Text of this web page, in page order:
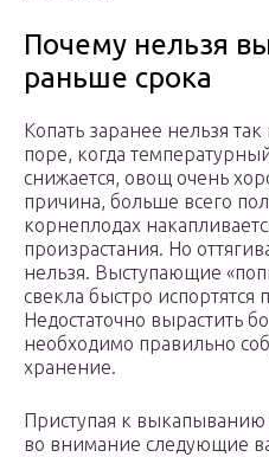
Почему нельзя
раньше срока
Копать заранее нельзя
поре, когда
снижается, овощ очень
причина, больше всего
корнеплодах
произрастания. Но
нельзя. Выступающие
свекла быстро испортятся
Недостаточно вырастить
необходимо правильно
хранение.
Приступая к
во внимание следующие